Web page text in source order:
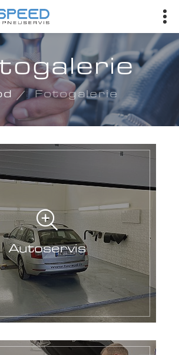
Fotogalerie
Autoservis